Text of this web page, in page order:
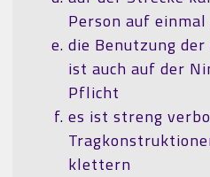
Person auf
die Benutzung
ist auch auf der
Pflicht
es ist streng
klettern